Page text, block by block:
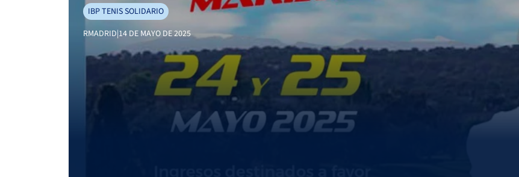
IBP TENIS SOLIDARIO
RMADRID|14 DE MAYO DE 2025